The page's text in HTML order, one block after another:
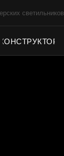
светильников
КОНСТРУКТОР